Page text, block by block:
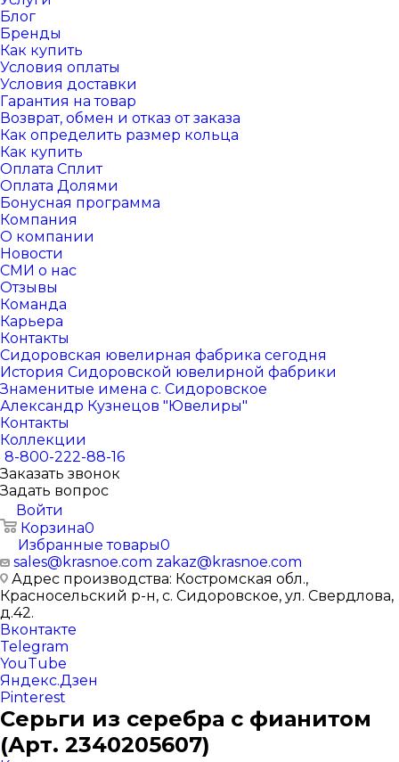
Блог
Бренды
Как купить
Условия оплаты
Условия доставки
Гарантия на товар
Возврат, обмен и отказ от заказа
Как определить размер кольца
Как купить
Оплата Сплит
Оплата Долями
Бонусная программа
Компания
О компании
Новости
СМИ о нас
Отзывы
Команда
Карьера
Контакты
Сидоровская ювелирная фабрика сегодня
История Сидоровской ювелирной фабрики
Знаменитые имена с. Сидоровское
Александр Кузнецов "Ювелиры"
Контакты
Коллекции
8-800-222-88-16
Заказать звонок
Задать вопрос
Войти
Корзина0
Избранные товары0
sales@krasnoe.com zakaz@krasnoe.com
Адрес производства: Костромская обл.,
Красносельский р-н, с. Сидоровское, ул. Свердлова,
д.42.
Вконтакте
Telegram
YouTube
Яндекс.Дзен
Pinterest
Серьги из серебра с фианитом
(Арт. 2340205607)